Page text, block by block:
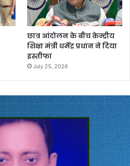
छात्र आंदोलन के बीच केन्द्रीय
शिक्षा मंत्री धर्मेंद्र प्रधान ने दिया
इस्तीफा
July 25, 2026